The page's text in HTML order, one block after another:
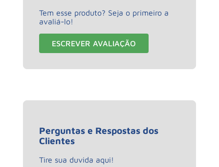
Tem esse produto? Seja o primeiro a
avaliá-lo!
ESCREVER AVALIAÇÃO
Perguntas e Respostas dos
Clientes
Tire sua duvida aqui!